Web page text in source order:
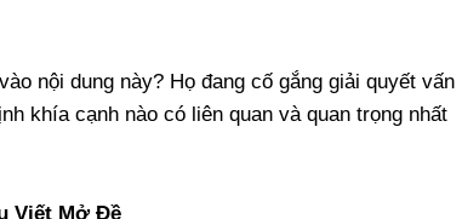
nội dung này? Họ đang cố gắng giải quyết vấn
khía cạnh nào có liên quan và quan trọng nhất
Viết Mở Đề